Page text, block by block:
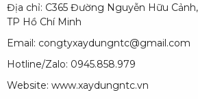
Địa chỉ: C365 Đường Nguyễn Hữu
TP Hồ Chí Minh
Email: congtyxaydungntc@gmail.com
Hotline/Zalo: 0945.858.979
Website: www.xaydungntc.vn